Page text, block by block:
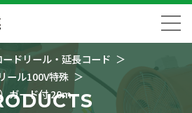
ードリール・延長コード
ール100V特殊
ガード付 20m